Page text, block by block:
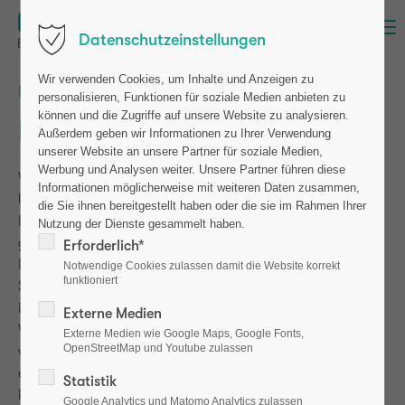
Français/Italiano
Datenschutzerklärung
Wir freuen uns sehr über Ihr Interesse an unserem
Unternehmen. Datenschutz hat für uns einen besonders
hohen Stellenwert. Eine Nutzung der Internetseiten ist
grundsätzlich ohne jede Angabe personenbezogener
Daten möglich. Sofern eine betroffene Person besondere
Services unseres Unternehmens über unsere Internetseite
in Anspruch nehmen möchte, könnte jedoch eine
Verarbeitung personenbezogener Daten erforderlich
werden. Ist die Verarbeitung personenbezogener Daten
erforderlich und besteht für eine solche Verarbeitung
keine gesetzliche Grundlage, holen wir generell eine
Datenschutzeinstellungen
Wir verwenden Cookies, um Inhalte und Anzeigen zu
personalisieren, Funktionen für soziale Medien anbieten zu
können und die Zugriffe auf unsere Website zu analysieren.
Außerdem geben wir Informationen zu Ihrer Verwendung
unserer Website an unsere Partner für soziale Medien,
Werbung und Analysen weiter. Unsere Partner führen diese
Informationen möglicherweise mit weiteren Daten zusammen,
die Sie ihnen bereitgestellt haben oder die sie im Rahmen Ihrer
Nutzung der Dienste gesammelt haben.
Erforderlich*
Notwendige Cookies zulassen damit die Website korrekt
funktioniert
Externe Medien
Externe Medien wie Google Maps, Google Fonts,
OpenStreetMap und Youtube zulassen
Statistik
Google Analytics und Matomo Analytics zulassen